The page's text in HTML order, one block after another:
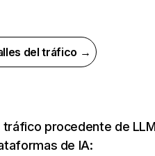
del tráfico →
procedente de
de IA: